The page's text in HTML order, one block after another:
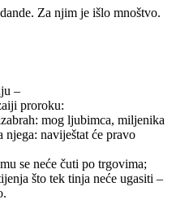
Za njim je išlo mnoštvo.
–
proroku:
mog ljubimca, miljenika
njega: naviještat će pravo
se neće čuti po trgovima;
što tek tinja neće ugasiti –